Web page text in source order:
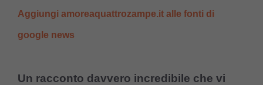
Aggiungi amoreaquattrozampe.it alle fonti di
google news
Un racconto davvero incredibile che vi